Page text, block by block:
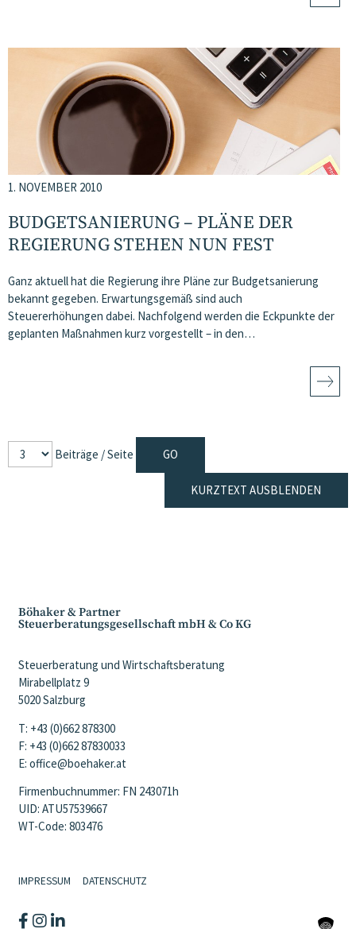
1. NOVEMBER 2010
BUDGETSANIERUNG – PLÄNE DER
REGIERUNG STEHEN NUN FEST
Ganz aktuell hat die Regierung ihre Pläne zur Budgetsanierung
bekannt gegeben. Erwartungsgemäß sind auch
Steuererhöhungen dabei. Nachfolgend werden die Eckpunkte der
geplanten Maßnahmen kurz vorgestellt – in den…
Beiträge / Seite
KURZTEXT AUSBLENDEN
Böhaker & Partner
Steuerberatungsgesellschaft mbH & Co KG
Steuerberatung und Wirtschaftsberatung
Mirabellplatz 9
5020 Salzburg
T: +43 (0)662 878300
F: +43 (0)662 87830033
E: office@boehaker.at
Firmenbuchnummer: FN 243071h
UID: ATU57539667
WT-Code: 803476
IMPRESSUM DATENSCHUTZ